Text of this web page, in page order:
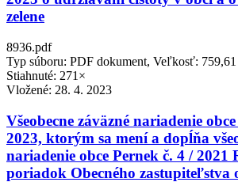
zelene
8936.pdf
Typ súboru: PDF dokument, Veľkosť:
Stiahnuté: 271×
Vložené: 28. 4. 2023
Všeobecne záväzné nariadenie
2023, ktorým sa mení a dopĺňa
nariadenie obce Pernek č. 4 / 2021
poriadok Obecného zastupiteľstva